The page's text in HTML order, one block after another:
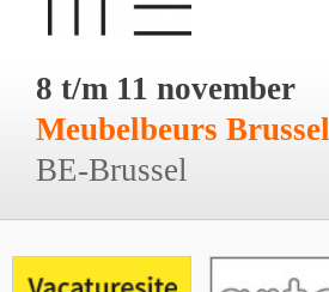
8 t/m 11 november
Meubelbeurs Brussel
BE-Brussel